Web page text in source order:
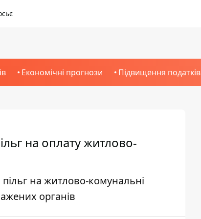
Економічні прогнози Підвищення податків
на оплату житлово-
на житлово-комунальні
органів